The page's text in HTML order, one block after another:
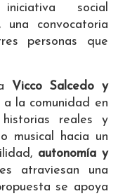
social
una convocatoria
personas que
Vicco Salcedo y
a la comunidad en
reales y
musical hacia un
autonomía y
atraviesan una
se apoya